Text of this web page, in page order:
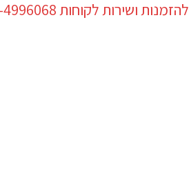
דילוג
להזמנות ושירות לקוחות 058-4996068
Products